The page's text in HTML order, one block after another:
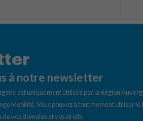
à notre newsletter
est uniquement utilisée par la Région
Mobilité. Vous pouvez à tout moment utiliser
de vos données et vos droits